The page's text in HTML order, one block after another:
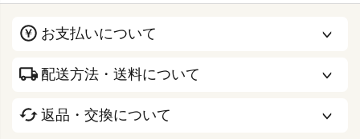
お支払いについて
配送方法・送料について
返品・交換について